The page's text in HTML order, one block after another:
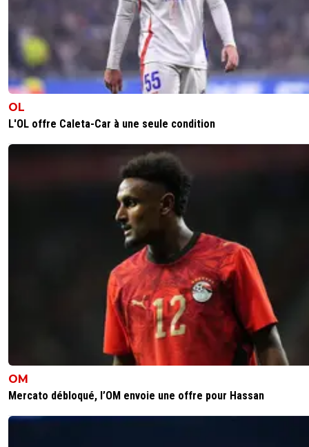
OL
L'OL offre Caleta-Car à une seule condition
OM
Mercato débloqué, l’OM envoie une offre pour Hassan